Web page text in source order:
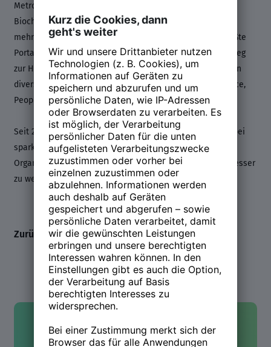
Metropolitan Police of London, das Helmholtz Institut für
Biochemie, Fuse, Sony und Vodafone tätig. Über einen
mehrjährigen Zwischenstopp in Zürich, wo er das weltgrößte
Portal zur Lawinenprävention entwarf, fand er 2015 den Weg
zur Haufe Group. Als Corporate Creative stand Basti hier in
diversen Innovationsinitiativen (Haufe Learning Experience,
People.OS, FLEAT) in der Verantwortung.
Seit 2022 treibt er produktseitig das Thema Future Skills bei
sparks voran. Alles mit dem Ziel Menschen, Teams und
Organisationen die Möglichkeit zu geben, täglich etwas besser
zu werden.
Zurück zum Line-up
Kontakt